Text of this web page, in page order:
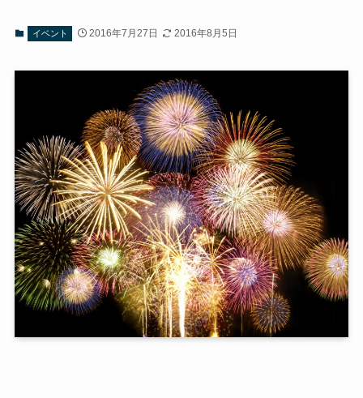
イベント 2016年7月27日 2016年8月5日